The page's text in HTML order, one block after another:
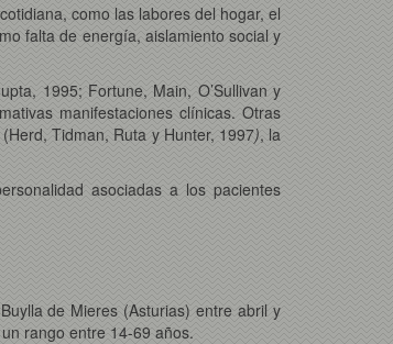
como las labores del hogar, el
falta de energía, aislamiento social y
1995; Fortune, Main, O’Sullivan y
manifestaciones clínicas. Otras
Tidman, Ruta y Hunter, 1997), la
asociadas a los pacientes
de Mieres (Asturias) entre abril y
rango entre 14-69 años.